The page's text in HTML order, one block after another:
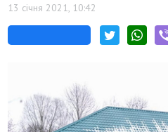
13 січня 2021, 10:42